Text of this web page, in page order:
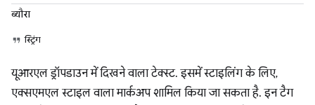
ब्यौरा
स्ट्रिंग
यूआरएल ड्रॉपडाउन में दिखने वाला टेक्स्ट. इसमें स्टाइलिंग के लिए,
एक्सएमएल स्टाइल वाला मार्कअप शामिल किया जा सकता है. इन टैग